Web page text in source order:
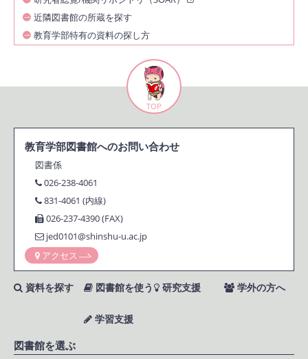
近隣図書館の所蔵を探す
教育学部特有の資料の探し方
教育学部図書館へのお問い合わせ
図書係
026-238-4061
831-4061 (内線)
026-237-4390 (FAX)
jed0101@shinshu-u.ac.jp
アクセス
資料を探す 図書館を使う
学習支援
研究支援 学外の方へ
図書館を選ぶ
TOP